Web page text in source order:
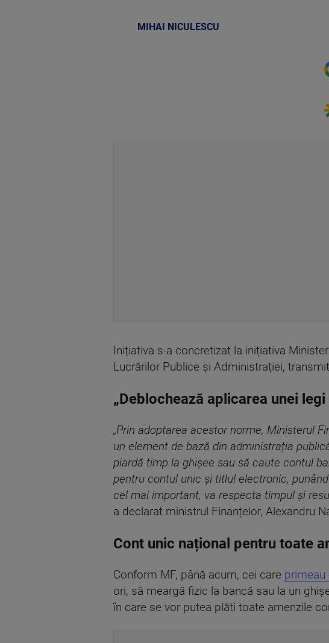
MIHAI NICULESCU
Inițiativa s-a concretizat la inițiativa
Lucrărilor Publice și Administrației,
„Deblochează aplicarea unei
„Prin adoptarea acestor norme, Ministerul
un element de bază din administrația
piardă timp la ghişee sau să caute contul
pentru contul unic şi titlul electronic,
cel mai important, va respecta timpul şi r
a declarat ministrul Finanțelor, Alexandru
Cont unic național pentru toate
Conform MF, până acum, cei care primeau
ori, să meargă fizic la bancă sau la un
în care se vor putea plăti toate amenzile